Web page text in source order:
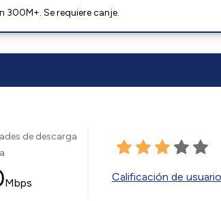
Se requiere canje.
de descarga
Mbps Calificación de